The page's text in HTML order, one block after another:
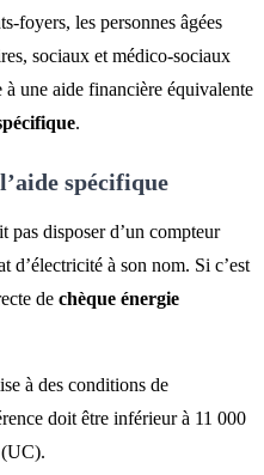
foyers, les personnes âgées
sociaux et médico-sociaux
une aide financière équivalente
.
spécifique
pas disposer d’un compteur
d’électricité à son nom. Si c’est
de chèque énergie
à des conditions de
doit être inférieur à 11 000